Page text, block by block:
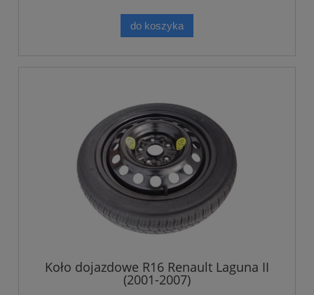
do koszyka
Koło dojazdowe R16 Renault Laguna II
(2001-2007)